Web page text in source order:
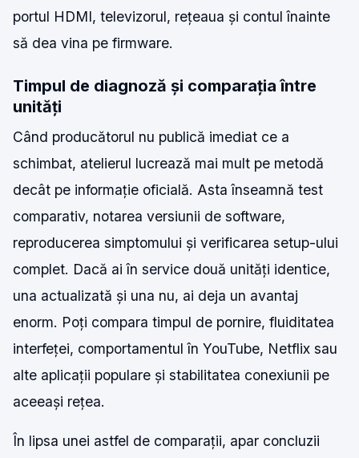
portul HDMI, televizorul, rețeaua și contul înainte
să dea vina pe firmware.
Timpul de diagnoză și comparația între
unități
Când producătorul nu publică imediat ce a
schimbat, atelierul lucrează mai mult pe metodă
decât pe informație oficială. Asta înseamnă test
comparativ, notarea versiunii de software,
reproducerea simptomului și verificarea setup-ului
complet. Dacă ai în service două unități identice,
una actualizată și una nu, ai deja un avantaj
enorm. Poți compara timpul de pornire, fluiditatea
interfeței, comportamentul în YouTube, Netflix sau
alte aplicații populare și stabilitatea conexiunii pe
aceeași rețea.
În lipsa unei astfel de comparații, apar concluzii